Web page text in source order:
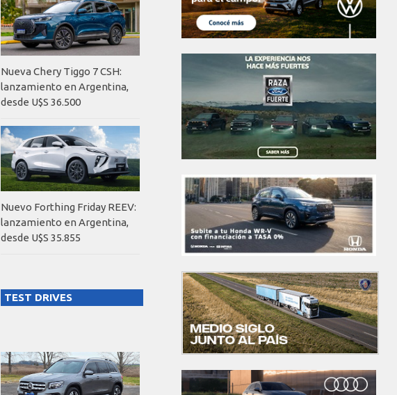
Nueva Chery Tiggo 7 CSH:
lanzamiento en Argentina,
desde U$S 36.500
Nuevo Forthing Friday REEV:
lanzamiento en Argentina,
desde U$S 35.855
TEST DRIVES